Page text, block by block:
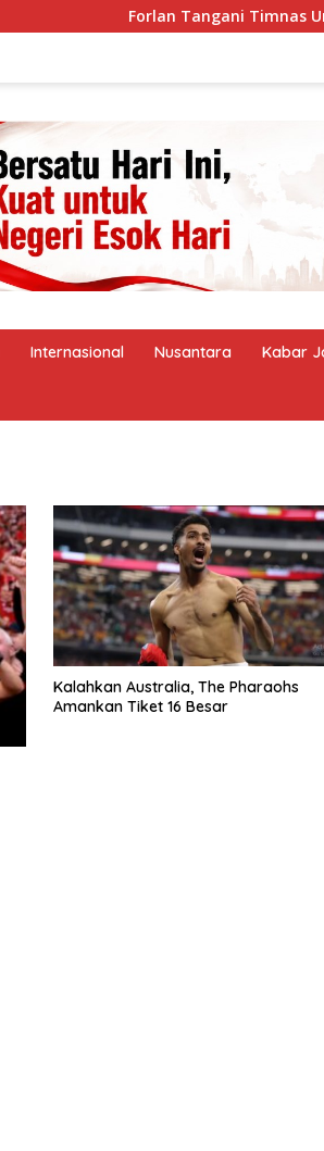
Forlan Tangani Timnas
Internasional Nusantara Kabar
Kalahkan Australia, The Pharaohs
Amankan Tiket 16 Besar